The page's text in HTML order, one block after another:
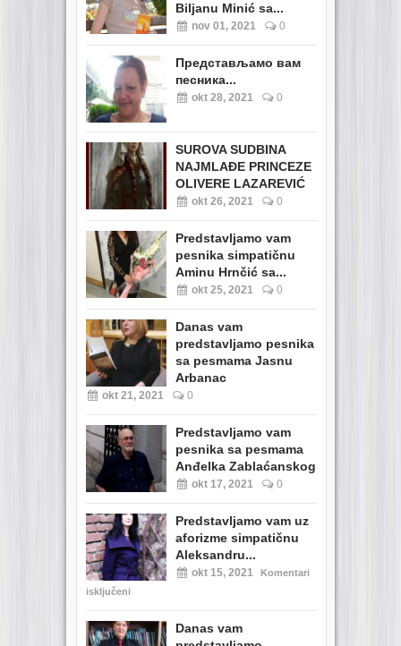
Biljanu Minić sa...
nov 01, 2021 0
Представљамо вам
песника...
okt 28, 2021 0
SUROVA SUDBINA
NAJMLAĐE PRINCEZE
OLIVERE LAZAREVIĆ
okt 26, 2021 0
Predstavljamo vam
pesnika simpatičnu
Aminu Hrnčić sa...
okt 25, 2021 0
Danas vam
predstavljamo pesnika
sa pesmama Jasnu
Arbanac
okt 21, 2021 0
Predstavljamo vam
pesnika sa pesmama
Anđelka Zablaćanskog
okt 17, 2021 0
Predstavljamo vam uz
aforizme simpatičnu
Aleksandru...
okt 15, 2021
Komentari
isključeni
Danas vam